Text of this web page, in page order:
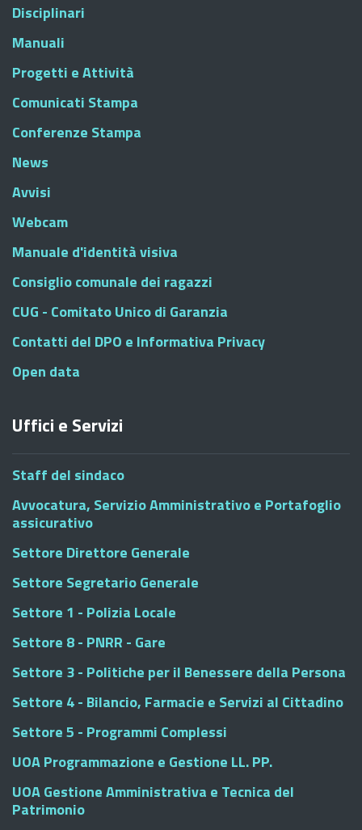
Disciplinari
Manuali
Progetti e Attività
Comunicati Stampa
Conferenze Stampa
News
Avvisi
Webcam
Manuale d'identità visiva
Consiglio comunale dei ragazzi
CUG - Comitato Unico di Garanzia
Contatti del DPO e Informativa Privacy
Open data
Uffici e Servizi
Staff del sindaco
Avvocatura, Servizio Amministrativo e Portafoglio
assicurativo
Settore Direttore Generale
Settore Segretario Generale
Settore 1 - Polizia Locale
Settore 8 - PNRR - Gare
Settore 3 - Politiche per il Benessere della Persona
Settore 4 - Bilancio, Farmacie e Servizi al Cittadino
Settore 5 - Programmi Complessi
UOA Programmazione e Gestione LL. PP.
UOA Gestione Amministrativa e Tecnica del
Patrimonio